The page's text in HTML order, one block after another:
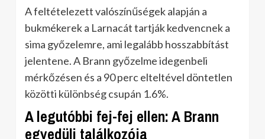
A feltételezett valószínűségek alapján a
bukmékerek a Larnacát tartják kedvencnek a
sima győzelemre, ami legalább hosszabbítást
jelentene. A Brann győzelme idegenbeli
mérkőzésen és a 90 perc elteltével döntetlen
közötti különbség csupán 1.6%.
A legutóbbi fej-fej ellen: A Brann
egyedüli találkozója